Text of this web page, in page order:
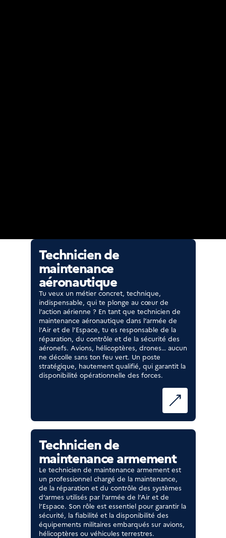
Technicien de
maintenance
aéronautique
Tu veux un métier concret, technique,
indispensable, qui te plonge au cœur de
l’action aérienne ? En tant que technicien de
maintenance aéronautique dans l’armée de
l’Air et de l’Espace, tu es responsable de la
réparation, du contrôle et de la sécurité des
aéronefs. Avions, hélicoptères, drones… aucun
ne décolle sans ton feu vert. Un poste
stratégique, hautement qualifié, qui garantit la
disponibilité opérationnelle des forces.
Technicien de
maintenance armement
Le technicien de maintenance armement est
un professionnel chargé de la maintenance,
de la réparation et du contrôle des systèmes
d’armes utilisés par l’armée de l’Air et de
l’Espace. Son rôle est essentiel pour garantir la
sécurité, la fiabilité et la disponibilité des
équipements militaires embarqués sur avions,
hélicoptères ou véhicules terrestres.